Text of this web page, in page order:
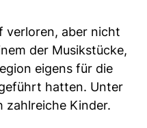
verloren, aber nicht
der Musikstücke,
eigens für die
hatten. Unter
zahlreiche Kinder.